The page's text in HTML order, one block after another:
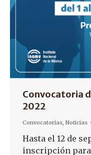
Convocatoria
2022
Convocatorias Noticias
Hasta el 12 de
inscripción para